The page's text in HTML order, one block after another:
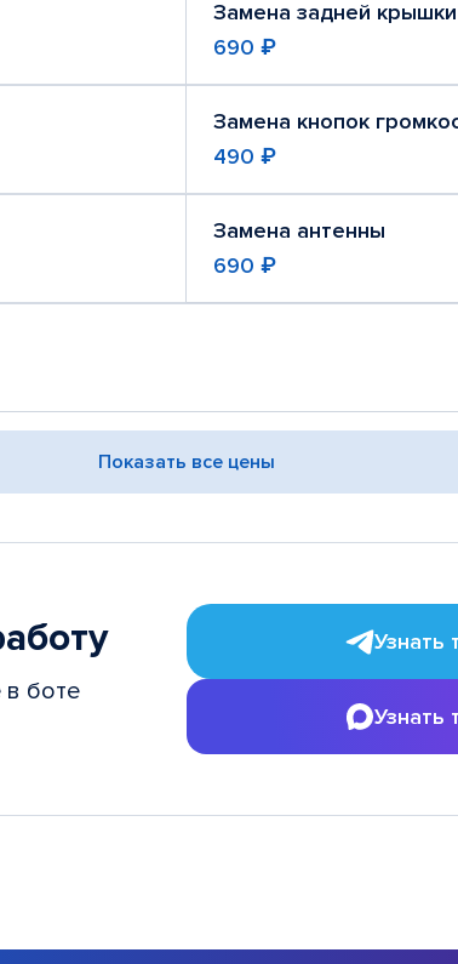
Замена задней крышки
690 ₽
Замена кнопок
490 ₽
Замена антенны
690 ₽
Показать все цены
в боте
Узнать
Узнать